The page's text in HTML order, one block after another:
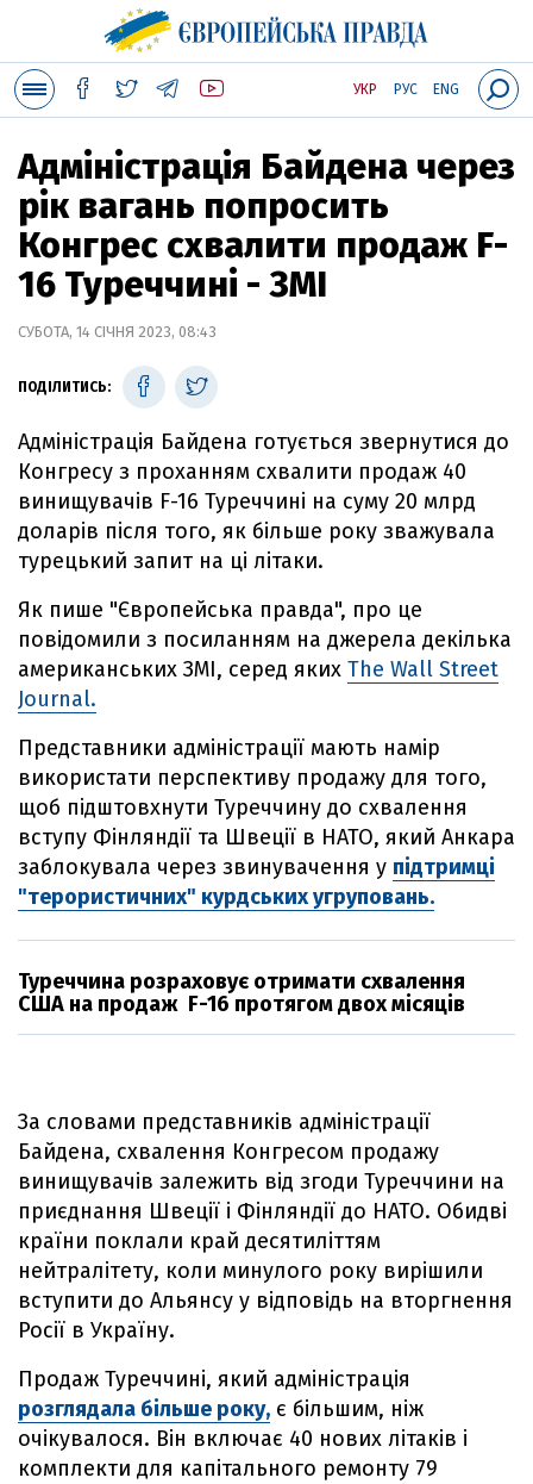
УКР РУС ENG
Адміністрація Байдена через
рік вагань попросить
Конгрес схвалити продаж F-
16 Туреччині - ЗМІ
СУБОТА, 14 СІЧНЯ 2023, 08:43
ПОДІЛИТИСЬ:
Адміністрація Байдена готується звернутися до
Конгресу з проханням схвалити продаж 40
винищувачів F-16 Туреччині на суму 20 млрд
доларів після того, як більше року зважувала
турецький запит на ці літаки.
Як пише "Європейська правда", про це
повідомили з посиланням на джерела декілька
американських ЗМІ, серед яких The Wall Street
Journal.
Представники адміністрації мають намір
використати перспективу продажу для того,
щоб підштовхнути Туреччину до схвалення
вступу Фінляндії та Швеції в НАТО, який Анкара
заблокувала через звинувачення у підтримці
"терористичних" курдських угруповань.
Туреччина розраховує отримати схвалення
США на продаж F-16 протягом двох місяців
За словами представників адміністрації
Байдена, схвалення Конгресом продажу
винищувачів залежить від згоди Туреччини на
приєднання Швеції і Фінляндії до НАТО. Обидві
країни поклали край десятиліттям
нейтралітету, коли минулого року вирішили
вступити до Альянсу у відповідь на вторгнення
Росії в Україну.
Продаж Туреччині, який адміністрація
розглядала більше року, є більшим, ніж
очікувалося. Він включає 40 нових літаків і
комплекти для капітального ремонту 79